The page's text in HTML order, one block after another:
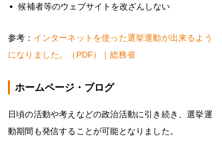
候補者等のウェブサイトを改ざんしない
参考： インターネットを使った選挙運動が出来るよう
になりました。（PDF）｜総務省
ホームページ・ブログ
日頃の活動や考えなどの政治活動に引き続き、選挙運
動期間も発信することが可能となりました。